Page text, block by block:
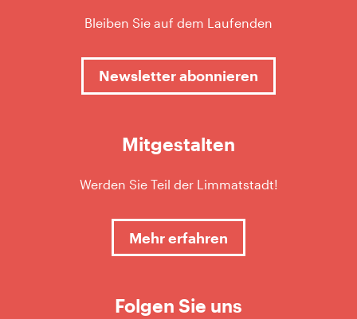
Bleiben Sie auf dem Laufenden
Newsletter abonnieren
Mitgestalten
Werden Sie Teil der Limmatstadt!
Mehr erfahren
Folgen Sie uns